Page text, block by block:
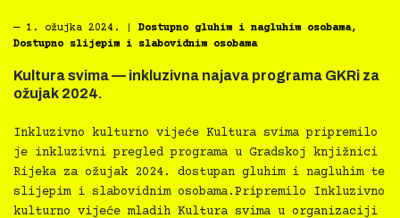
― 1. ožujka 2024. Dostupno gluhim i nagluhim osobama,
Dostupno slijepim i slabovidnim osobama
Kultura svima — inkluzivna najava programa GKRi za
ožujak 2024.
Inkluzivno kulturno vijeće Kultura svima pripremilo
je inkluzivni pregled programa u Gradskoj knjižnici
Rijeka za ožujak 2024. dostupan gluhim i nagluhim te
slijepim i slabovidnim osobama.Pripremilo Inkluzivno
kulturno vijeće mladih Kultura svima u organizaciji